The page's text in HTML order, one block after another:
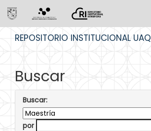
REPOSITORIO INSTITUCIONAL UAQ
Buscar
Buscar:
por